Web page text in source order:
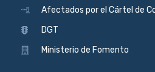
Afectados por el Cártel de
DGT
Ministerio de Fomento